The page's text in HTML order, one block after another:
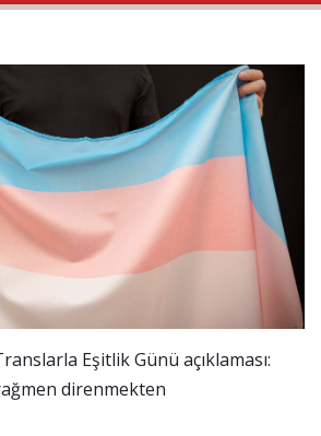
Eşitlik Günü açıklaması:
direnmekten